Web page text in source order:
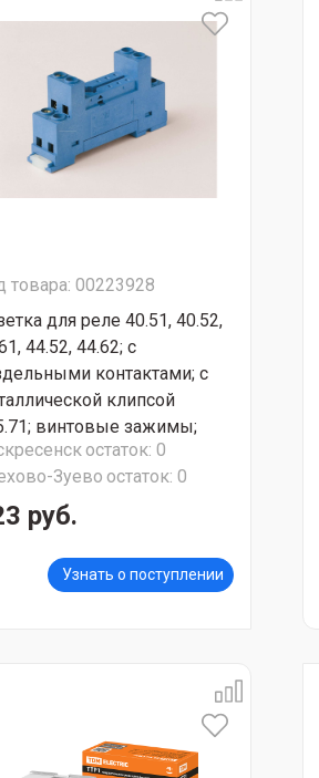
товара: 00223928
для реле 40.51, 40.52,
44.52, 44.62; с
контактами; с
клипсой
винтовые зажимы;
10А "FINDER" 95759SMA
ПОСТАВОК
остаток: 0
Зуево остаток: 0
руб.
Узнать о поступлении